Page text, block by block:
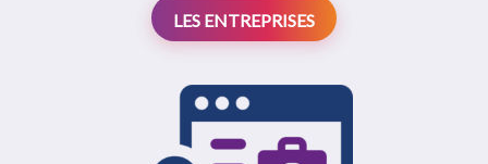
LES ENTREPRISES